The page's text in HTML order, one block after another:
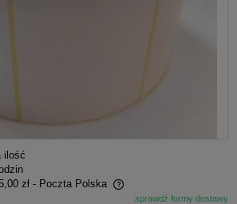
ilość
zł - Poczta Polska
kosztów płatnościsprawdź formy dostawy